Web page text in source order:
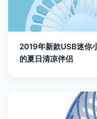
2019年新款USB迷你
的夏日清凉伴侣